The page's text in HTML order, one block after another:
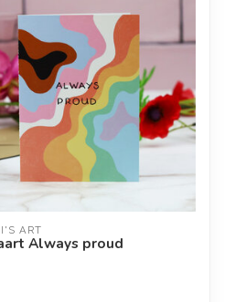
ART
Always proud